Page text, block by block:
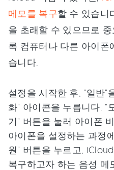
메모를 복구할 수 있습니
을 초래할 수 있으므로
록 컴퓨터나 다른 아이폰
습니다.
설정을 시작한 후, "일반"
화" 아이콘을 누릅니다. "
기" 버튼을 눌러 아이폰
아이폰을 설정하는 과정
원" 버튼을 누르고,
복구하고자 하는 음성 메